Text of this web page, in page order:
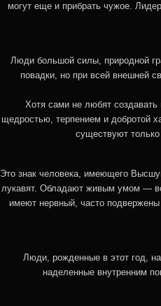
могут еще и прибрать чужое.
Люди большой силы, природной
повадки, но при всей внешней
Хотя сами не любят
щедростью, терпением и добротой
существуют
Это знак человека, имеющего
лукавят. Обладают живым умом —
имеют нервный, часто
Люди, рожденные в этот год,
наделенные внутренним